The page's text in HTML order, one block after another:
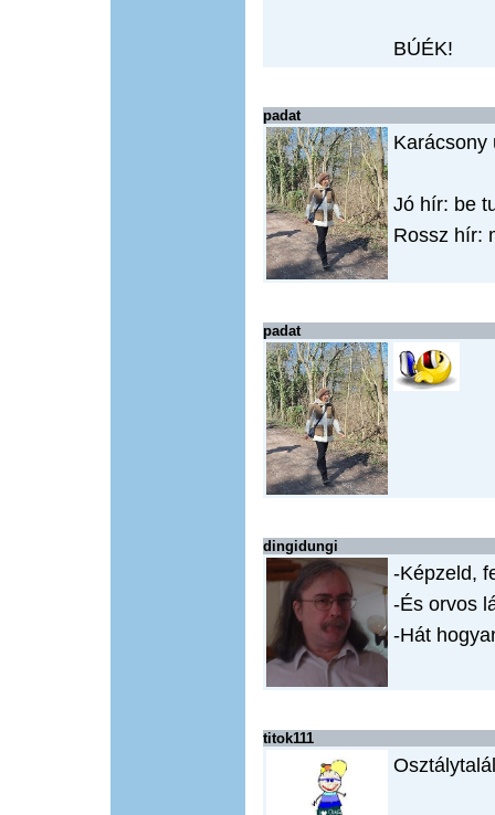
BÚÉK!
padat
Karácsony
Jó hír: be
Rossz hír:
padat
dingidungi
-Képzeld,
-És orvos
-Hát
titok111